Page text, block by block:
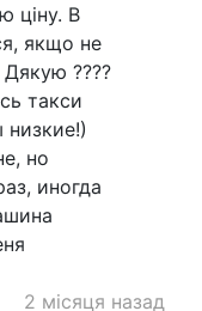
ціну. В
якщо не
????
такси
но
иногда
2 місяця назад